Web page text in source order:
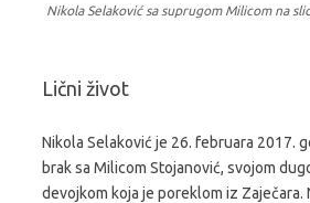
Nikola Selaković sa suprugom Milicom na
Lični život
Nikola Selaković je 26. februara 2017.
brak sa Milicom Stojanović, svojom
devojkom koja je poreklom iz Zaječara.